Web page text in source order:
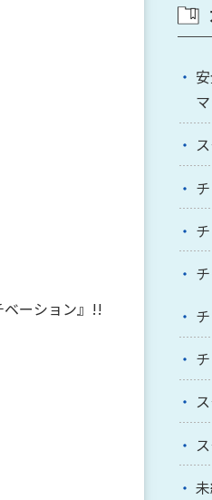
ベーション』!!